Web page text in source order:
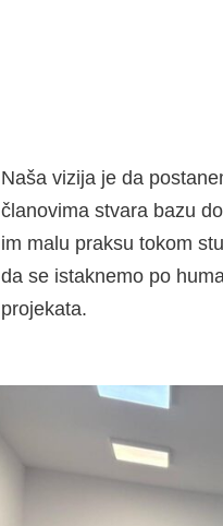
Naša vizija je da
članovima stvara bazu
im malu praksu tokom
da se istaknemo po
projekata.